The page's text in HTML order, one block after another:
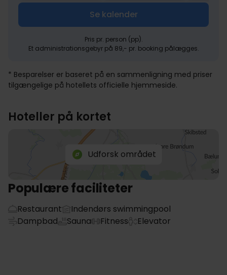
Se kalender
Pris pr. person (pp).
Et administrationsgebyr på 89,- pr. booking pålægges.
* Besparelser er baseret på en sammenligning med priser
tilgængelige på hotellets officielle hjemmeside.
Hoteller på kortet
Udforsk området
Populære faciliteter
Restaurant
Indendørs swimmingpool
Dampbad
Sauna Fitness Elevator